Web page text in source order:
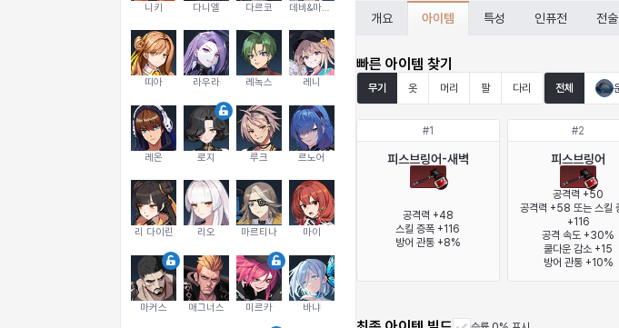
니키 다니엘 다르코
띠아 라우라 레녹스 레니
레온 로지 루크 르노어
리 다이린 리오 마르티나 마이
마커스 매그너스 미르카 바냐
개요 아이템 특성 인퓨전 전
빠른 아이템 찾기
무기 옷 머리 팔 다리 전체
#1
피스브링어-새벽
공격력 +48
스킬 증폭 +116
방어 관통 +8%
#2
피스브링어
공격력 +50
공격력 +58 또는 스킬
+116
공격 속도 +30%
쿨다운 감소 +15
방어 관통 +10%